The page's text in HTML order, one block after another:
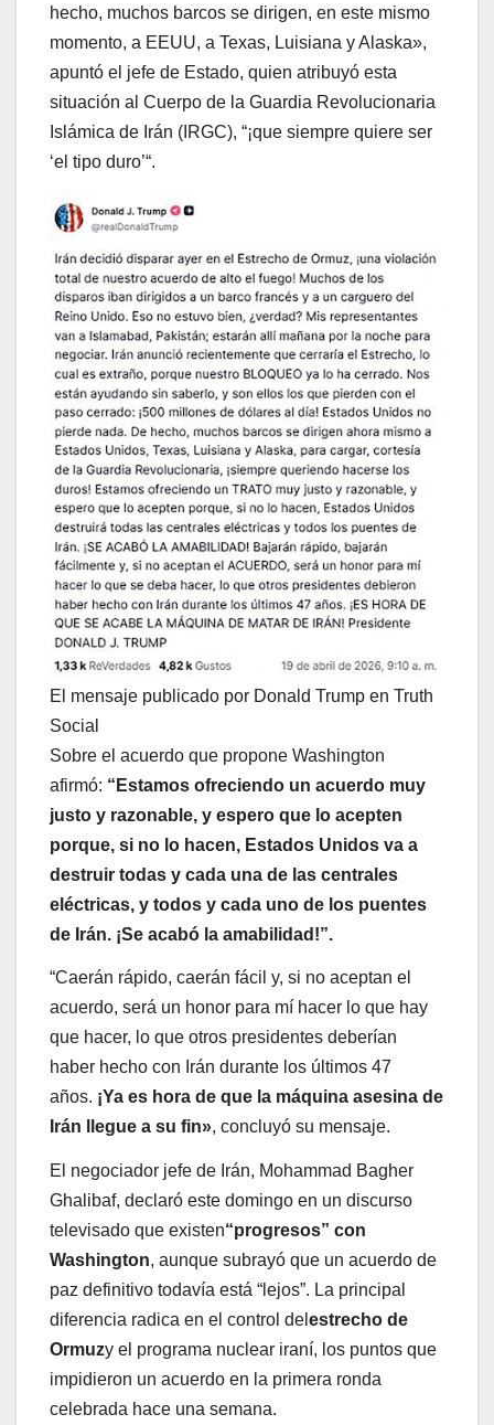
hecho, muchos barcos se dirigen, en este mismo
momento, a EEUU, a Texas, Luisiana y Alaska»,
apuntó el jefe de Estado, quien atribuyó esta
situación al Cuerpo de la Guardia Revolucionaria
Islámica de Irán (IRGC), “¡que siempre quiere ser
‘el tipo duro’“.
El mensaje publicado por Donald Trump en Truth
Social
Sobre el acuerdo que propone Washington
afirmó: “Estamos ofreciendo un acuerdo muy
justo y razonable, y espero que lo acepten
porque, si no lo hacen, Estados Unidos va a
destruir todas y cada una de las centrales
eléctricas, y todos y cada uno de los puentes
de Irán. ¡Se acabó la amabilidad!”.
“Caerán rápido, caerán fácil y, si no aceptan el
acuerdo, será un honor para mí hacer lo que hay
que hacer, lo que otros presidentes deberían
haber hecho con Irán durante los últimos 47
años. ¡Ya es hora de que la máquina asesina de
Irán llegue a su fin», concluyó su mensaje.
El negociador jefe de Irán, Mohammad Bagher
Ghalibaf, declaró este domingo en un discurso
televisado que existen“progresos” con
Washington, aunque subrayó que un acuerdo de
paz definitivo todavía está “lejos”. La principal
diferencia radica en el control del estrecho de
Ormuzy el programa nuclear iraní, los puntos que
impidieron un acuerdo en la primera ronda
celebrada hace una semana.